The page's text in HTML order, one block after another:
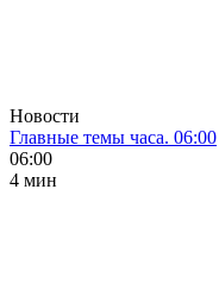
Новости
Главные темы часа. 06:00
06:00
4 мин